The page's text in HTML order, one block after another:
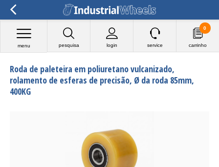
pesquisa login
menu service carrinho
0
Roda de paleteira em poliuretano vulcanizado,
rolamento de esferas de precisão, Ø da roda 85mm,
400KG